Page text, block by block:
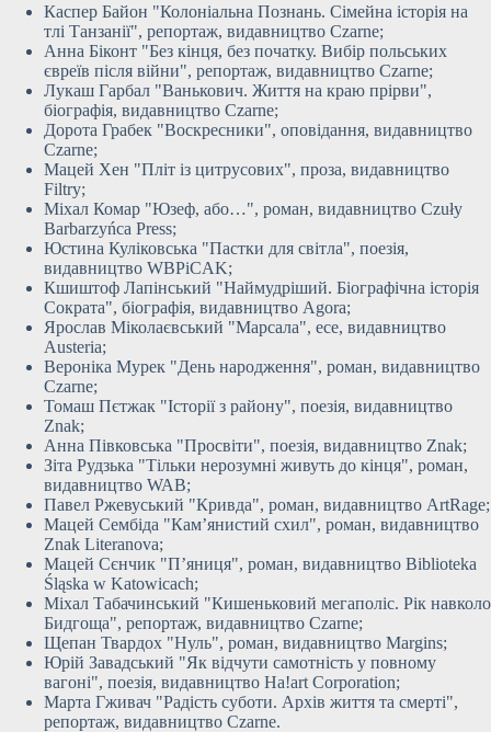
Каспер Байон "Колоніальна Познань. Сімейна історія на
тлі Танзанії", репортаж, видавництво Czarne;
Анна Біконт "Без кінця, без початку. Вибір польських
євреїв після війни", репортаж, видавництво Czarne;
Лукаш Гарбал "Ванькович. Життя на краю прірви",
біографія, видавництво Czarne;
Дорота Грабек "Воскресники", оповідання, видавництво
Czarne;
Мацей Хен "Пліт із цитрусових", проза, видавництво
Filtry;
Міхал Комар "Юзеф, або…", роман, видавництво Czuły
Barbarzyńca Press;
Юстина Куліковська "Пастки для світла", поезія,
видавництво WBPiCAK;
Кшиштоф Лапінський "Наймудріший. Біографічна історія
Сократа", біографія, видавництво Agora;
Ярослав Міколаєвський "Марсала", есе, видавництво
Austeria;
Вероніка Мурек "День народження", роман, видавництво
Czarne;
Томаш Пєтжак "Історії з району", поезія, видавництво
Znak;
Анна Півковська "Просвіти", поезія, видавництво Znak;
Зіта Рудзька "Тільки нерозумні живуть до кінця", роман,
видавництво WAB;
Павел Ржевуський "Кривда", роман, видавництво ArtRage;
Мацей Сембіда "Кам’янистий схил", роман, видавництво
Znak Literanova;
Мацей Сєнчик "П’яниця", роман, видавництво Biblioteka
Śląska w Katowicach;
Міхал Табачинський "Кишеньковий мегаполіс. Рік навколо
Бидгоща", репортаж, видавництво Czarne;
Щепан Твардох "Нуль", роман, видавництво Margins;
Юрій Завадський "Як відчути самотність у повному
вагоні", поезія, видавництво Ha!art Corporation;
Марта Гживач "Радість суботи. Архів життя та смерті",
репортаж, видавництво Czarne.